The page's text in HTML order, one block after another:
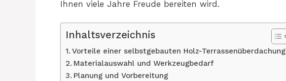
Ihnen viele Jahre Freude bereiten wird.
Inhaltsverzeichnis
Vorteile einer selbstgebauten Holz-Terrassenüberdachung
Materialauswahl und Werkzeugbedarf
Planung und Vorbereitung